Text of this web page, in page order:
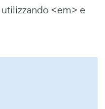
<em> e